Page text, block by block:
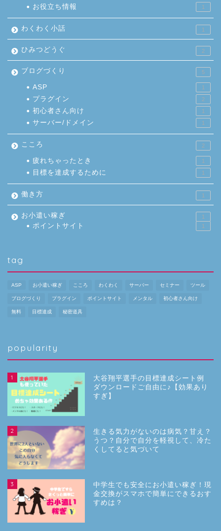
お役立ち情報 1
わくわく小話 1
ひみつどうぐ 2
ブログづくり 5
ASP 1
プラグイン 2
初心者さん向け 1
サーバー/ドメイン 1
こころ 2
疲れちゃったとき 1
目標を達成するために 1
働き方 1
お小遣い稼ぎ 1
ポイントサイト 1
tag
ASP お小遣い稼ぎ こころ わくわく サーバー セミナー ツール
ブログづくり プラグイン ポイントサイト メンタル 初心者さん向け
無料 目標達成 秘密道具
popularity
1
大谷翔平選手の目標達成シート例
ダウンロードご自由に♪【効果あり
すぎ】
2
生きる気力がないのは病気？甘え？
うつ？自分で自分を軽視して、冷た
くしてると気づいて
3
中学生でも安全にお小遣い稼ぎ！現
金交換がスマホで簡単にできるおす
すめは？